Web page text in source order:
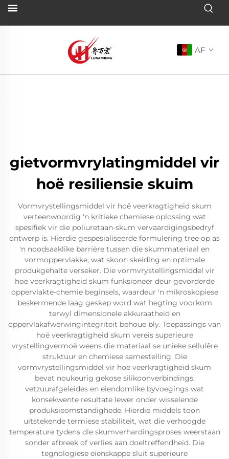
AF
gietvormvrylatingmiddel vir
hoë resiliensie skuim
Vormvrystellingsmiddel vir hoë veerkragtigheid skum
verteenwoordig 'n kritieke chemiese oplossing wat
spesifiek vir die poliuretaan-skum vervaardigingsbedryf
ontwerp is. Hierdie gespesialiseerde formulering tree op as
'n noodsaaklike barrière tussen die skummateriaal en
vormoppervlakke, wat skoon skeiding en optimale
produkgehalte verseker. Die vormvrystellingsmiddel vir
hoë veerkragtigheid skum funksioneer deur gevorderde
oppervlakte-chemie beginsels, waardeur 'n mikroskopiese
beskermende laag geskep word wat hegting voorkom
terwyl dimensionele akkuraatheid en
oppervlakafwerwingintegriteit behoue bly. Toepassings van
hoë veerkragtigheid skum vereis superieure
vrystellingvermoë weens die materiaal se unieke sellulêre
struktuur en chemiese samestelling. Die
vormvrystellingsmiddel vir hoë veerkragtigheid skum
bevat noukeurig gekose silikoonverbindings,
vetzuurafgeleides en eiendomlike byvoegings wat
konsekwente resultate lewer onder wisselende
produksieomstandighede. Hierdie middels toon
uitstekende termiese stabiliteit, wat die verhoogde
temperature tydens die skumverhardingsproses weerstaan
sonder afbreek of verlies aan doeltreffendheid. Die
tegnologiese eienskappe sluit superieure